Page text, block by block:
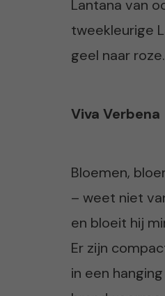
Lantana van
tweekleurige
geel naar roze.
Viva Verbena
Bloemen,
– weet niet
en bloeit hij
Er zijn
in een